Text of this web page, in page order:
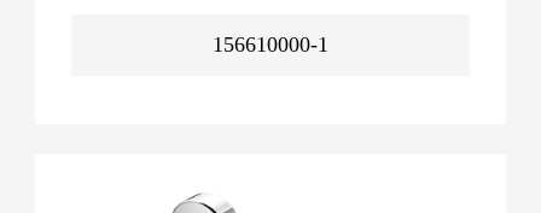
156610000-1